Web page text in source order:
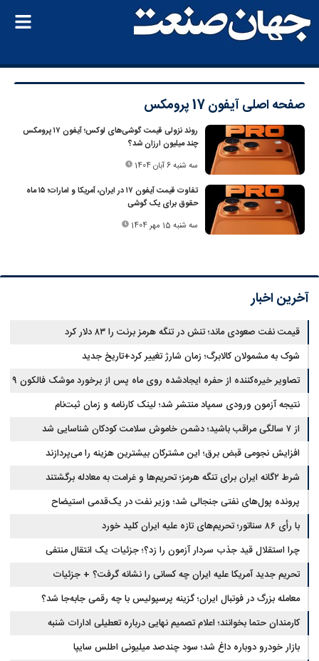
صفحه اصلیآیفون 17 پرومکس
روند نزولی قیمت گوشی‌های لوکس؛ آیفون ۱۷ پرومکس
چند میلیون ارزان شد؟
سه شنبه 6 آبان 1404
تفاوت قیمت آیفون ۱۷ در ایران، آمریکا و امارات؛ ۱۵ ماه
حقوق برای یک گوشی
سه شنبه 15 مهر 1404
آخرین اخبار
قیمت نفت صعودی ماند؛ تنش در تنگه هرمز برنت را ۸۳ دلار کرد
شوک به مشمولان کالابرگ؛ زمان شارژ تغییر کرد+تاریخ جدید
تصاویر خیره‌کننده از حفره ایجادشده روی ماه پس از برخورد موشک فالکون ۹
نتیجه آزمون ورودی سمپاد منتشر شد؛ لینک کارنامه و زمان ثبت‌نام
از ۷ سالگی مراقب باشید؛ دشمن خاموش سلامت کودکان شناسایی شد
افزایش نجومی قبض برق؛ این مشترکان بیشترین هزینه را می‌پردازند
شرط ۲گانه ایران برای تنگه هرمز؛ تحریم‌ها و غرامت به معادله برگشتند
پرونده پول‌های نفتی جنجالی شد؛ وزیر نفت در یک‌قدمی استیضاح
با رأی ۸۶ سناتور؛ تحریم‌های تازه علیه ایران کلید خورد
چرا استقلال قید جذب سردار آزمون را زد؟؛ جزئیات یک انتقال منتفی
تحریم جدید آمریکا علیه ایران چه کسانی را نشانه گرفت؟ + جزئیات
معامله بزرگ در فوتبال ایران؛ گزینه پرسپولیس با چه رقمی جابه‌جا شد؟
کارمندان حتما بخوانند؛ اعلام تصمیم نهایی درباره تعطیلی ادارات شنبه
بازار خودرو دوباره داغ شد؛ سود چندصد میلیونی اطلس سایپا